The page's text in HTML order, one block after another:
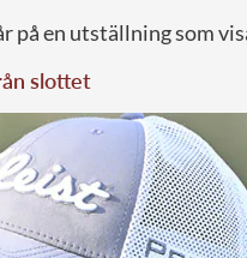
på en utställning som
slottet